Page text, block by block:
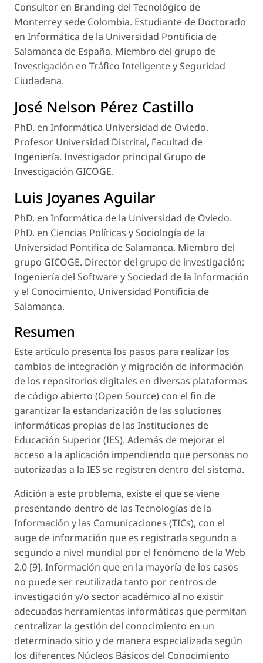
Consultor en Branding del Tecnológico de
Monterrey sede Colombia. Estudiante de Doctorado
en Informática de la Universidad Pontificia de
Salamanca de España. Miembro del grupo de
Investigación en Tráfico Inteligente y Seguridad
Ciudadana.
José Nelson Pérez Castillo
PhD. en Informática Universidad de Oviedo.
Profesor Universidad Distrital, Facultad de
Ingeniería. Investigador principal Grupo de
Investigación GICOGE.
Luis Joyanes Aguilar
PhD. en Informática de la Universidad de Oviedo.
PhD. en Ciencias Políticas y Sociología de la
Universidad Pontifica de Salamanca. Miembro del
grupo GICOGE. Director del grupo de investigación:
Ingeniería del Software y Sociedad de la Información
y el Conocimiento, Universidad Pontificia de
Salamanca.
Resumen
Este artículo presenta los pasos para realizar los
cambios de integración y migración de información
de los repositorios digitales en diversas plataformas
de código abierto (Open Source) con el fin de
garantizar la estandarización de las soluciones
informáticas propias de las Instituciones de
Educación Superior (IES). Además de mejorar el
acceso a la aplicación impendiendo que personas no
autorizadas a la IES se registren dentro del sistema.
Adición a este problema, existe el que se viene
presentando dentro de las Tecnologías de la
Información y las Comunicaciones (TICs), con el
auge de información que es registrada segundo a
segundo a nivel mundial por el fenómeno de la Web
2.0 [9]. Información que en la mayoría de los casos
no puede ser reutilizada tanto por centros de
investigación y/o sector académico al no existir
adecuadas herramientas informáticas que permitan
centralizar la gestión del conocimiento en un
determinado sitio y de manera especializada según
los diferentes Núcleos Básicos del Conocimiento